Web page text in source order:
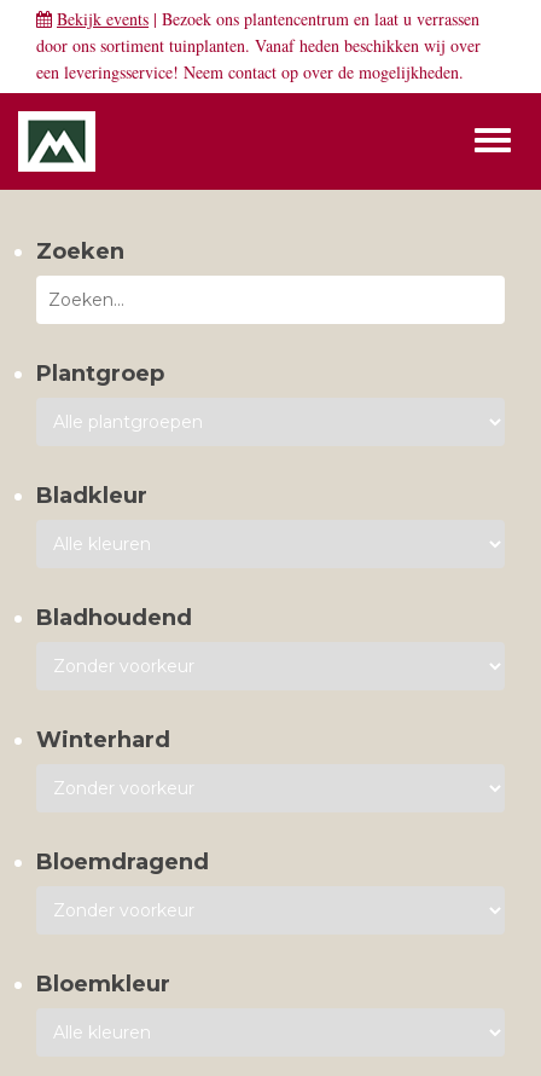
Bekijk events | Bezoek ons plantencentrum en laat u verrassen
door ons sortiment tuinplanten. Vanaf heden beschikken wij over
een leveringsservice! Neem contact op over de mogelijkheden.
Zoeken
Plantgroep
Bladkleur
Bladhoudend
Winterhard
Bloemdragend
Bloemkleur